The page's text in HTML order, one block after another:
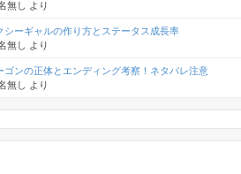
無し より
シーギャルの作り方とステータス成長率
無し より
ゴンの正体とエンディング考察！ネタバレ注意
無し より